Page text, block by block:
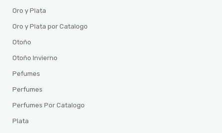
Oro y Plata
Oro y Plata por Catalogo
Otoño
Otoño Invierno
Pefumes
Perfumes
Perfumes Por Catalogo
Plata